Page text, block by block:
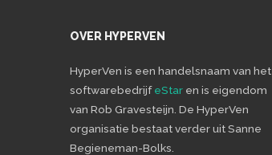
OVER HYPERVEN
HyperVen is een handelsnaam van het
softwarebedrijfeStar en is eigendom
van Rob Gravesteijn. De HyperVen
organisatie bestaat verder uit Sanne
Begieneman-Bolks.